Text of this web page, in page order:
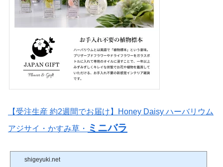
【受注生産 約2週間でお届け】Honey Daisy ハーバリウム
アジサイ・かすみ草・ ミニバラ
shigeyuki.net